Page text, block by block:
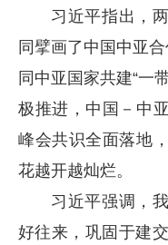
习近平指出，
同擘画了中国中亚
同中亚国家共建“一
极推进，中国 － 中
峰会共识全面落地
花越开越灿烂。
习近平强调，
好往来，巩固于建